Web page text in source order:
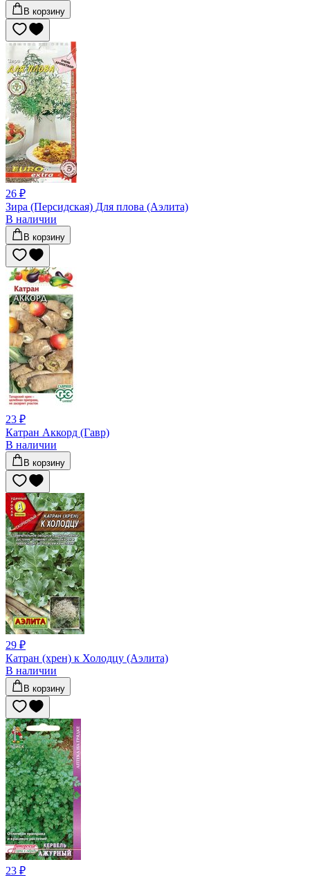
В корзину
26 ₽
Зира (Персидская) Для плова (Аэлита)
В наличии
В корзину
23 ₽
Катран Аккорд (Гавр)
В наличии
В корзину
29 ₽
Катран (хрен) к Холодцу (Аэлита)
В наличии
В корзину
23 ₽